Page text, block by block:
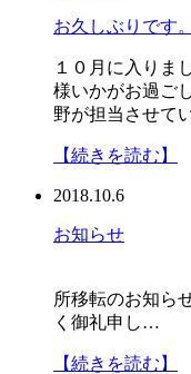
お久しぶりです。
１０月に入りま
様いかがお過ご
野が担当させて
【続きを読む】
2018.10.6
お知らせ
所移転のお知ら
く御礼申し…
【続きを読む】